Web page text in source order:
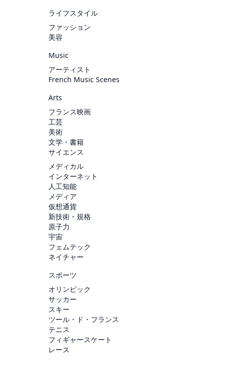
ライフスタイル
ファッション
美容
Music
アーティスト
French Music Scenes
Arts
フランス映画
工芸
美術
文学・書籍
サイエンス
メディカル
インターネット
人工知能
メディア
仮想通貨
新技術・規格
原子力
宇宙
フェムテック
ネイチャー
スポーツ
オリンピック
サッカー
スキー
ツール・ド・フランス
テニス
フィギャースケート
レース